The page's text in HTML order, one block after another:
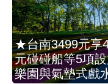
★台南3499元享
元碰碰船等5項
樂園與氣墊式戲